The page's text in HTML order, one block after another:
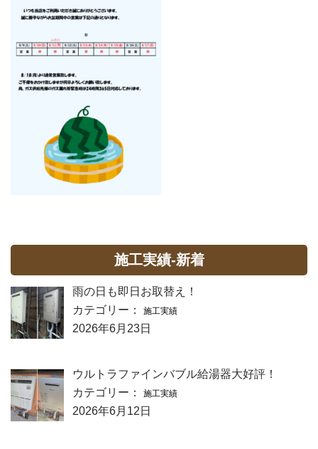
施工実績-新着
雨の日も即日お取替え！
カテゴリー：
施工実績
2026年6月23日
ウルトラファインバブル給湯器大好評！
カテゴリー：
施工実績
2026年6月12日